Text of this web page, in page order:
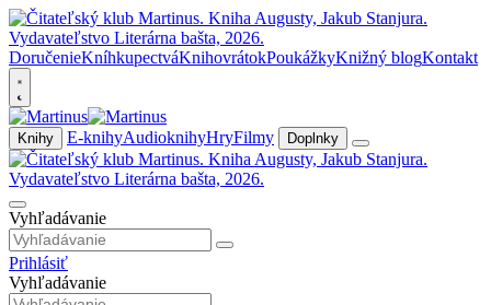
DoručenieKníhkupectváKnihovrátokPoukážkyKnižný blogKontakt
Knihy E-knihyAudioknihyHryFilmy Doplnky
Vyhľadávanie
Prihlásiť
Vyhľadávanie